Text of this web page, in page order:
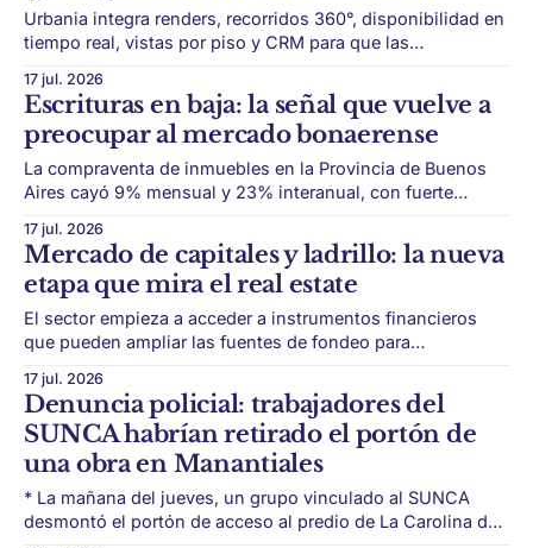
deporte, educación, servicios,
Urbania integra renders, recorridos 360°, disponibilidad en
tiempo real, vistas por piso y CRM para que las
construirlos. La venta de departamentos en pozo empieza
a dejar atrás el brochure tradicional. Urbania nació hace
apenas un año de la mano de tres estudiantes de
17 jul. 2026
Escrituras en baja: la señal que vuelve a
preocupar al mercado bonaerense
La compraventa de inmuebles en la Provincia de Buenos
Aires cayó 9% mensual y 23% interanual, con fuerte
bonaerense volvió a mostrar una señal de deterioro.
Durante mayo se registraron 9.068 compraventas de
inmuebles en la Provincia de Buenos Aires, según datos
17 jul. 2026
Mercado de capitales y ladrillo: la nueva
etapa que mira el real estate
El sector empieza a acceder a instrumentos financieros
que pueden ampliar las fuentes de fondeo para
más bajos. El financiamiento vuelve a ser una de las claves
del mercado inmobiliario argentino. Después de años con
crédito limitado, los desarrolladores y brokers empiezan
17 jul. 2026
Denuncia policial: trabajadores del
SUNCA habrían retirado el portón de
una obra en Manantiales
* La mañana del jueves, un grupo vinculado al SUNCA
desmontó el portón de acceso al predio de La Carolina del